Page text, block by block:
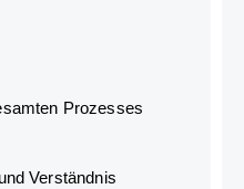
Prozesses
Verständnis